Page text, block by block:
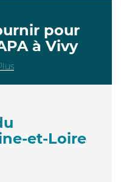
pour
à Vivy
et-Loire